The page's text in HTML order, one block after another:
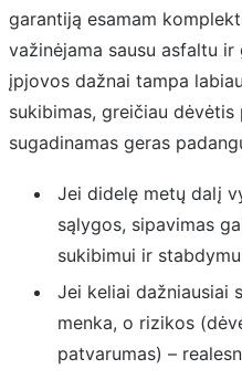
garantiją esamam
važinėjama sausu asfaltu
įpjovos dažnai tampa
sukibimas, greičiau
sugadinamas geras
Jei didelę metų dalį
sąlygos, sipavimas
sukibimui ir
Jei keliai dažniausiai
menka, o rizikos
patvarumas) –